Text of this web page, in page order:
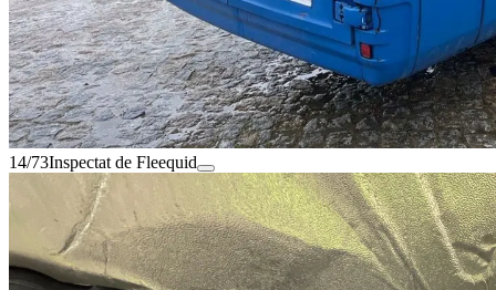
14/73Inspectat de Fleequid